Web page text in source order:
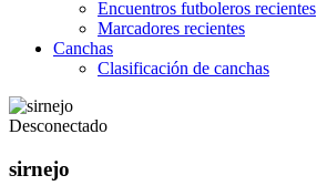
Encuentros futboleros recientes
Marcadores recientes
Canchas
Clasificación de canchas
Desconectado
sirnejo